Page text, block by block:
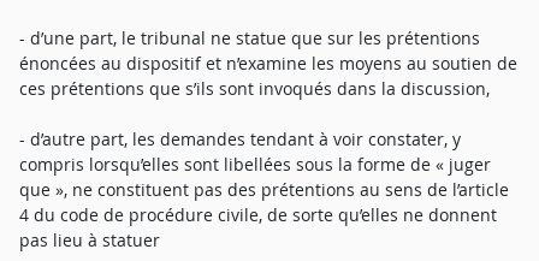
- d’une part, le tribunal ne statue que sur les prétentions
énoncées au dispositif et n’examine les moyens au soutien de
ces prétentions que s’ils sont invoqués dans la discussion,
- d’autre part, les demandes tendant à voir constater, y
compris lorsqu’elles sont libellées sous la forme de « juger
que », ne constituent pas des prétentions au sens de l’article
4 du code de procédure civile, de sorte qu’elles ne donnent
pas lieu à statuer